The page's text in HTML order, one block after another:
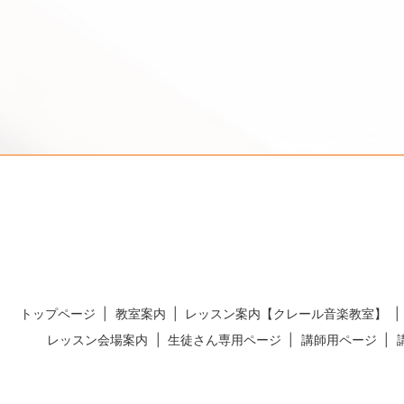
トップページ 教室案内
レッスン案内【クレール音楽教室】
レッスン会場案内
生徒さん専用ページ 講師用ページ